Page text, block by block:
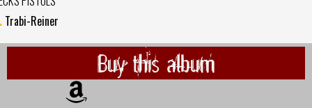
Trabi-Reiner
Buy this album